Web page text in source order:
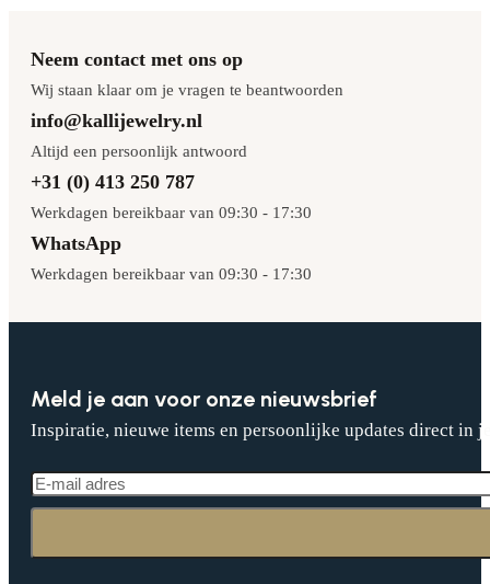
Neem contact met ons op
Wij staan klaar om je vragen te beantwoorden
info@kallijewelry.nl
Altijd een persoonlijk antwoord
+31 (0) 413 250 787
Werkdagen bereikbaar van 09:30 - 17:30
WhatsApp
Werkdagen bereikbaar van 09:30 - 17:30
Meld je aan voor onze nieuwsbrief
Inspiratie, nieuwe items en persoonlijke updates direct in